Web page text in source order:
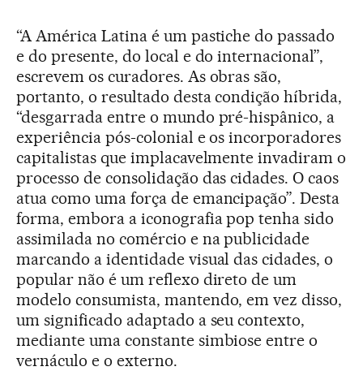
“A América Latina é um pastiche do passado
e do presente, do local e do internacional”,
escrevem os curadores. As obras são,
portanto, o resultado desta condição híbrida,
“desgarrada entre o mundo pré-hispânico, a
experiência pós-colonial e os incorporadores
capitalistas que implacavelmente invadiram o
processo de consolidação das cidades. O caos
atua como uma força de emancipação”. Desta
forma, embora a iconografia pop tenha sido
assimilada no comércio e na publicidade
marcando a identidade visual das cidades, o
popular não é um reflexo direto de um
modelo consumista, mantendo, em vez disso,
um significado adaptado a seu contexto,
mediante uma constante simbiose entre o
vernáculo e o externo.